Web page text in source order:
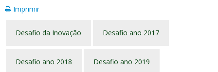
Imprimir
Desafio da Inovação Desafio ano 2017
Desafio ano 2018 Desafio ano 2019